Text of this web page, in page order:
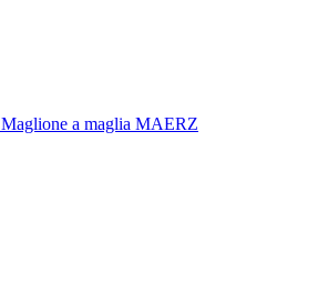
Maglione a maglia MAERZ